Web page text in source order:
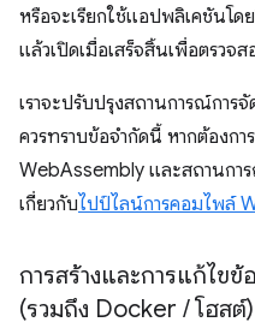
หรือจะเรียกใช้แอปพลิเคชันโ
แล้วเปิดเมื่อเสร็จสิ้นเพื่อตรวจส
เราจะปรับปรุงสถานการณ์กา
ควรทราบข้อจำกัดนี้ หากต้องกา
WebAssembly และสถานกา
เกี่ยวกับไปป์ไลน์การคอมไพล์
การสร้างและการแก้ไข
(รวมถึง Docker /โฮสต์)